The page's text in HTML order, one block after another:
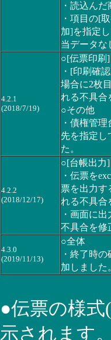
・読込ん
・項目の[
加]を指定
当データな
4.2.1
(2018/7/19)
○[伝票印刷]
・[印刷確
場合に2枚
れる不具合
○その他
・債権管
先を指定し
た。
4.2.2
(2018/12/17)
○[台帳出力]
・伝票を
票を出力す
れる不具合
・画面に
不具合を修
4.3.0
(2019/11/13)
○全体
・終了時
加しまし
●伝票の様
示されます